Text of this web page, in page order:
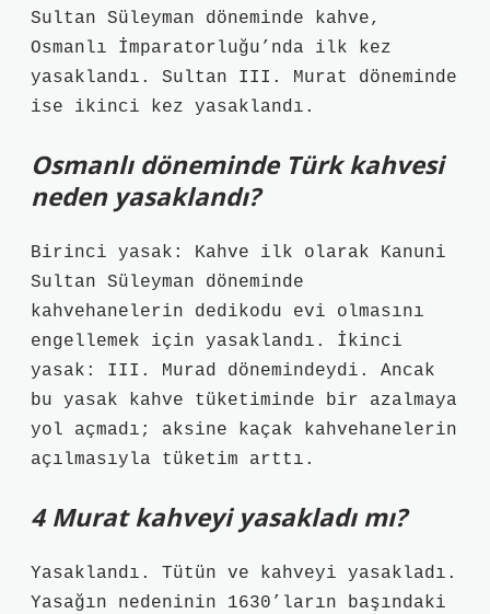
Sultan Süleyman döneminde kahve,
Osmanlı İmparatorluğu’nda ilk kez
yasaklandı. Sultan III. Murat döneminde
ise ikinci kez yasaklandı.
Osmanlı döneminde Türk kahvesi
neden yasaklandı?
Birinci yasak: Kahve ilk olarak Kanuni
Sultan Süleyman döneminde
kahvehanelerin dedikodu evi olmasını
engellemek için yasaklandı. İkinci
yasak: III. Murad dönemindeydi. Ancak
bu yasak kahve tüketiminde bir azalmaya
yol açmadı; aksine kaçak kahvehanelerin
açılmasıyla tüketim arttı.
4 Murat kahveyi yasakladı mı?
Yasaklandı. Tütün ve kahveyi yasakladı.
Yasağın nedeninin 1630’ların başındaki